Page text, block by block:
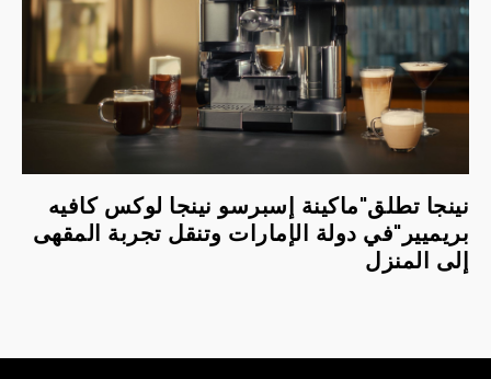
نينجا تطلق"ماكينة إسبرسو نينجا لوكس كافيه
بريميير"في دولة الإمارات وتنقل تجربة المقهى
إلى المنزل